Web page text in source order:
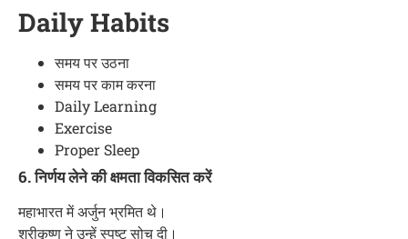
Daily Habits
समय पर उठना
समय पर काम करना
Daily Learning
Exercise
Proper Sleep
6. निर्णय लेने की क्षमता विकसित करें
महाभारत में अर्जुन भ्रमित थे।
श्रीकृष्ण ने उन्हें स्पष्ट सोच दी।